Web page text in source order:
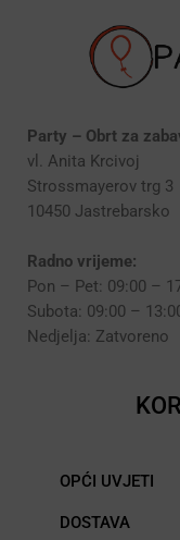
Party – Obrt za
vl. Anita Krcivoj
Strossmayerov trg 3
10450 Jastrebarsko
Radno vrijeme:
Pon – Pet: 09:00 –
Subota: 09:00 –
Nedjelja: Zatvoreno
OPĆI UVJETI
DOSTAVA